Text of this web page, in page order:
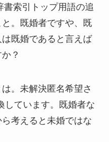
索引トップ用語の追
。既婚者ですや、既
既婚であると言えば
？
。未解決匿名希望さ
しています。既婚者な
考えると未婚ではな